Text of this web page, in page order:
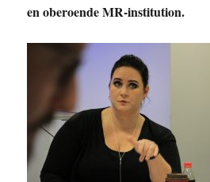
en oberoende MR-institution.